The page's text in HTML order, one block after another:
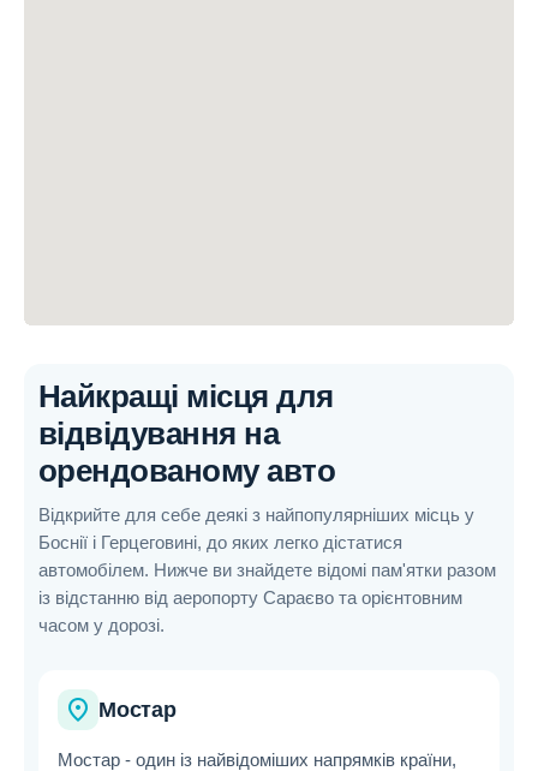
Найкращі місця для
відвідування на
орендованому авто
Відкрийте для себе деякі з найпопулярніших місць у
Боснії і Герцеговині, до яких легко дістатися
автомобілем. Нижче ви знайдете відомі пам'ятки разом
із відстанню від аеропорту Сараєво та орієнтовним
часом у дорозі.
place Мостар
Мостар - один із найвідоміших напрямків країни,